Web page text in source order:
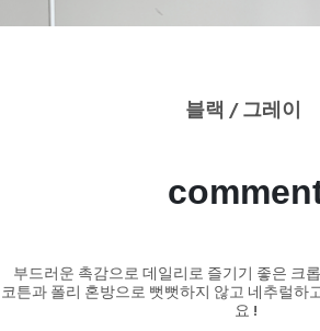
블랙 / 그레이
부드러운 촉감으로 데일리로 즐기기 좋은 크
코튼과 폴리 혼방으로 뻣뻣하지 않고 네추럴하
요 !